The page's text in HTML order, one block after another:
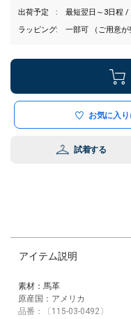
出荷予定
最短翌日～3日程 /
ラッピング
一部可 （ご用意が
お気に入
試着する
アイテム説明
素材：馬革
原産国：アメリカ
品番：〔115-03-0492〕